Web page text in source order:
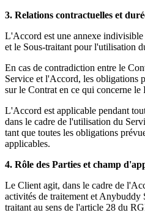
3. Relations contractuelles et
L'Accord est une annexe
et le Sous-traitant pour l'utilisation
En cas de contradiction entre le
Service et l'Accord, les obligations
sur le Contrat en ce qui concerne le
L'Accord est applicable pendant
dans le cadre de l'utilisation du
tant que toutes les obligations
applicables.
4. Rôle des Parties et champ
Le Client agit, dans le cadre de
activités de traitement et Anybuddy
traitant au sens de l'article 28 du